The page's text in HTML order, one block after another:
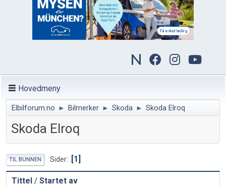
Hovedmeny
Elbilforum.no ► Bilmerker ► Skoda ► Skoda Elroq
Skoda Elroq
TIL BUNNEN Sider 1
Tittel / Startet av